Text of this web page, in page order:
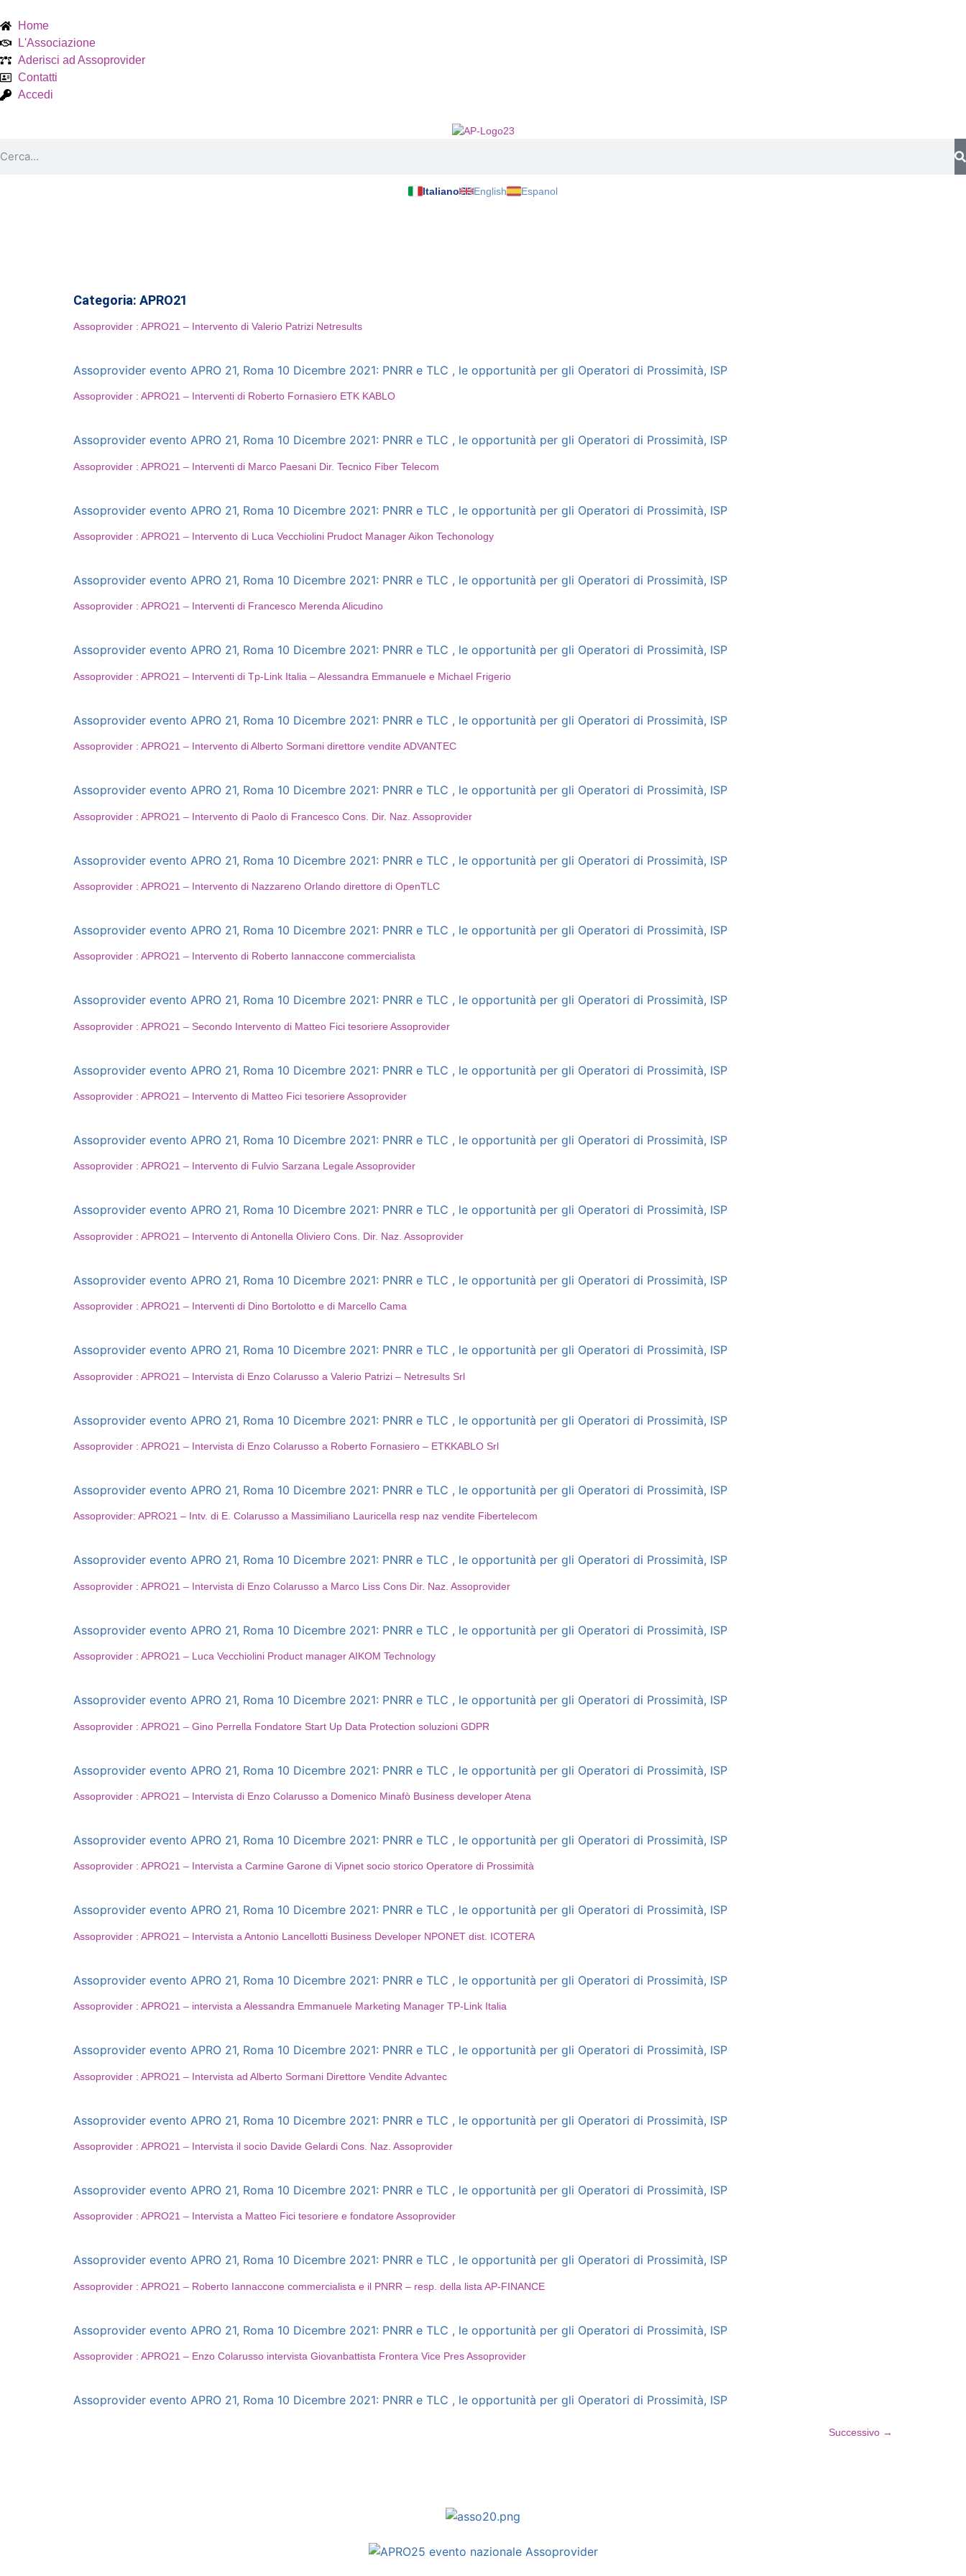
Home
L'Associazione
Aderisci ad Assoprovider
Contatti
Accedi
Italiano English Espanol
Categoria: APRO21
Assoprovider : APRO21 – Intervento di Valerio Patrizi Netresults
Assoprovider evento APRO 21, Roma 10 Dicembre 2021: PNRR e TLC , le opportunità per gli Operatori di Prossimità, ISP
Assoprovider : APRO21 – Interventi di Roberto Fornasiero ETK KABLO
Assoprovider evento APRO 21, Roma 10 Dicembre 2021: PNRR e TLC , le opportunità per gli Operatori di Prossimità, ISP
Assoprovider : APRO21 – Interventi di Marco Paesani Dir. Tecnico Fiber Telecom
Assoprovider evento APRO 21, Roma 10 Dicembre 2021: PNRR e TLC , le opportunità per gli Operatori di Prossimità, ISP
Assoprovider : APRO21 – Intervento di Luca Vecchiolini Prudoct Manager Aikon Techonology
Assoprovider evento APRO 21, Roma 10 Dicembre 2021: PNRR e TLC , le opportunità per gli Operatori di Prossimità, ISP
Assoprovider : APRO21 – Interventi di Francesco Merenda Alicudino
Assoprovider evento APRO 21, Roma 10 Dicembre 2021: PNRR e TLC , le opportunità per gli Operatori di Prossimità, ISP
Assoprovider : APRO21 – Interventi di Tp-Link Italia – Alessandra Emmanuele e Michael Frigerio
Assoprovider evento APRO 21, Roma 10 Dicembre 2021: PNRR e TLC , le opportunità per gli Operatori di Prossimità, ISP
Assoprovider : APRO21 – Intervento di Alberto Sormani direttore vendite ADVANTEC
Assoprovider evento APRO 21, Roma 10 Dicembre 2021: PNRR e TLC , le opportunità per gli Operatori di Prossimità, ISP
Assoprovider : APRO21 – Intervento di Paolo di Francesco Cons. Dir. Naz. Assoprovider
Assoprovider evento APRO 21, Roma 10 Dicembre 2021: PNRR e TLC , le opportunità per gli Operatori di Prossimità, ISP
Assoprovider : APRO21 – Intervento di Nazzareno Orlando direttore di OpenTLC
Assoprovider evento APRO 21, Roma 10 Dicembre 2021: PNRR e TLC , le opportunità per gli Operatori di Prossimità, ISP
Assoprovider : APRO21 – Intervento di Roberto Iannaccone commercialista
Assoprovider evento APRO 21, Roma 10 Dicembre 2021: PNRR e TLC , le opportunità per gli Operatori di Prossimità, ISP
Assoprovider : APRO21 – Secondo Intervento di Matteo Fici tesoriere Assoprovider
Assoprovider evento APRO 21, Roma 10 Dicembre 2021: PNRR e TLC , le opportunità per gli Operatori di Prossimità, ISP
Assoprovider : APRO21 – Intervento di Matteo Fici tesoriere Assoprovider
Assoprovider evento APRO 21, Roma 10 Dicembre 2021: PNRR e TLC , le opportunità per gli Operatori di Prossimità, ISP
Assoprovider : APRO21 – Intervento di Fulvio Sarzana Legale Assoprovider
Assoprovider evento APRO 21, Roma 10 Dicembre 2021: PNRR e TLC , le opportunità per gli Operatori di Prossimità, ISP
Assoprovider : APRO21 – Intervento di Antonella Oliviero Cons. Dir. Naz. Assoprovider
Assoprovider evento APRO 21, Roma 10 Dicembre 2021: PNRR e TLC , le opportunità per gli Operatori di Prossimità, ISP
Assoprovider : APRO21 – Interventi di Dino Bortolotto e di Marcello Cama
Assoprovider evento APRO 21, Roma 10 Dicembre 2021: PNRR e TLC , le opportunità per gli Operatori di Prossimità, ISP
Assoprovider : APRO21 – Intervista di Enzo Colarusso a Valerio Patrizi – Netresults Srl
Assoprovider evento APRO 21, Roma 10 Dicembre 2021: PNRR e TLC , le opportunità per gli Operatori di Prossimità, ISP
Assoprovider : APRO21 – Intervista di Enzo Colarusso a Roberto Fornasiero – ETKKABLO Srl
Assoprovider evento APRO 21, Roma 10 Dicembre 2021: PNRR e TLC , le opportunità per gli Operatori di Prossimità, ISP
Assoprovider: APRO21 – Intv. di E. Colarusso a Massimiliano Lauricella resp naz vendite Fibertelecom
Assoprovider evento APRO 21, Roma 10 Dicembre 2021: PNRR e TLC , le opportunità per gli Operatori di Prossimità, ISP
Assoprovider : APRO21 – Intervista di Enzo Colarusso a Marco Liss Cons Dir. Naz. Assoprovider
Assoprovider evento APRO 21, Roma 10 Dicembre 2021: PNRR e TLC , le opportunità per gli Operatori di Prossimità, ISP
Assoprovider : APRO21 – Luca Vecchiolini Product manager AIKOM Technology
Assoprovider evento APRO 21, Roma 10 Dicembre 2021: PNRR e TLC , le opportunità per gli Operatori di Prossimità, ISP
Assoprovider : APRO21 – Gino Perrella Fondatore Start Up Data Protection soluzioni GDPR
Assoprovider evento APRO 21, Roma 10 Dicembre 2021: PNRR e TLC , le opportunità per gli Operatori di Prossimità, ISP
Assoprovider : APRO21 – Intervista di Enzo Colarusso a Domenico Minafò Business developer Atena
Assoprovider evento APRO 21, Roma 10 Dicembre 2021: PNRR e TLC , le opportunità per gli Operatori di Prossimità, ISP
Assoprovider : APRO21 – Intervista a Carmine Garone di Vipnet socio storico Operatore di Prossimità
Assoprovider evento APRO 21, Roma 10 Dicembre 2021: PNRR e TLC , le opportunità per gli Operatori di Prossimità, ISP
Assoprovider : APRO21 – Intervista a Antonio Lancellotti Business Developer NPONET dist. ICOTERA
Assoprovider evento APRO 21, Roma 10 Dicembre 2021: PNRR e TLC , le opportunità per gli Operatori di Prossimità, ISP
Assoprovider : APRO21 – intervista a Alessandra Emmanuele Marketing Manager TP-Link Italia
Assoprovider evento APRO 21, Roma 10 Dicembre 2021: PNRR e TLC , le opportunità per gli Operatori di Prossimità, ISP
Assoprovider : APRO21 – Intervista ad Alberto Sormani Direttore Vendite Advantec
Assoprovider evento APRO 21, Roma 10 Dicembre 2021: PNRR e TLC , le opportunità per gli Operatori di Prossimità, ISP
Assoprovider : APRO21 – Intervista il socio Davide Gelardi Cons. Naz. Assoprovider
Assoprovider evento APRO 21, Roma 10 Dicembre 2021: PNRR e TLC , le opportunità per gli Operatori di Prossimità, ISP
Assoprovider : APRO21 – Intervista a Matteo Fici tesoriere e fondatore Assoprovider
Assoprovider evento APRO 21, Roma 10 Dicembre 2021: PNRR e TLC , le opportunità per gli Operatori di Prossimità, ISP
Assoprovider : APRO21 – Roberto Iannaccone commercialista e il PNRR – resp. della lista AP-FINANCE
Assoprovider evento APRO 21, Roma 10 Dicembre 2021: PNRR e TLC , le opportunità per gli Operatori di Prossimità, ISP
Assoprovider : APRO21 – Enzo Colarusso intervista Giovanbattista Frontera Vice Pres Assoprovider
Assoprovider evento APRO 21, Roma 10 Dicembre 2021: PNRR e TLC , le opportunità per gli Operatori di Prossimità, ISP
Successivo →